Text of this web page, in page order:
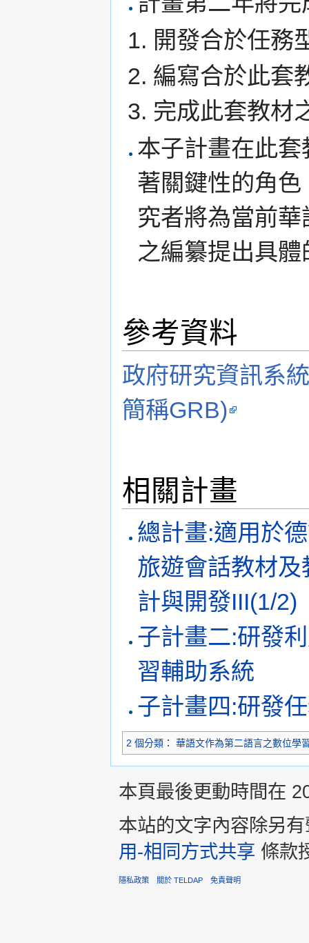
開發合於任務
編寫合於此套
完成此套教材
本子計畫在此
著關鍵性的角
究者將為當前
之編纂提出具
參考資料
政府研究資訊系
簡稱GRB)
相關計畫
總計畫:適用於
旅遊會話教材
計與開發III(1/2)
子計畫二:研發
習輔助系統
子計畫四:研發
2 個分類 ： 華語文作為第二語言之數位學
本頁最後更動時間在
本站的文字內容除另
用-相同方式共享 條款
隱私政策 關於 TELDAP 免責聲明